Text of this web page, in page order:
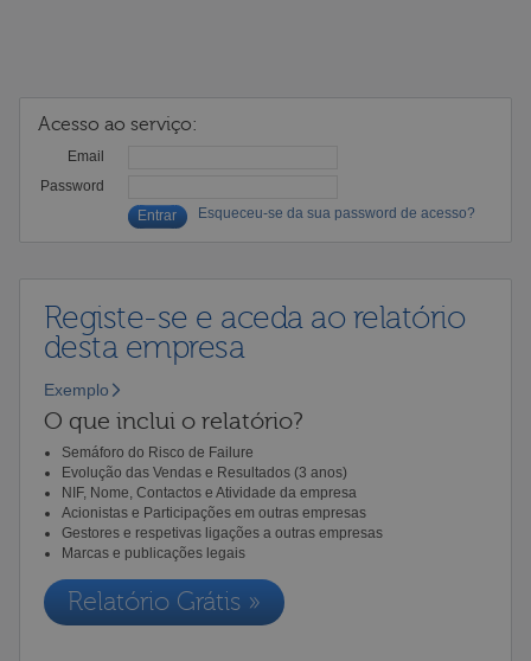
Acesso ao serviço:
Email
Password
Esqueceu-se da sua password de acesso?
Registe-se e aceda ao relatório
desta empresa
Exemplo
O que inclui o relatório?
Semáforo do Risco de Failure
Evolução das Vendas e Resultados (3 anos)
NIF, Nome, Contactos e Atividade da empresa
Acionistas e Participações em outras empresas
Gestores e respetivas ligações a outras empresas
Marcas e publicações legais
Relatório Grátis »